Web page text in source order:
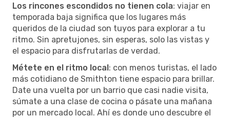
Los rincones escondidos no tienen cola: viajar en
temporada baja significa que los lugares más
queridos de la ciudad son tuyos para explorar a tu
ritmo. Sin apretujones, sin esperas, solo las vistas y
el espacio para disfrutarlas de verdad.
Métete en el ritmo local: con menos turistas, el lado
más cotidiano de Smithton tiene espacio para brillar.
Date una vuelta por un barrio que casi nadie visita,
súmate a una clase de cocina o pásate una mañana
por un mercado local. Ahí es donde uno descubre el